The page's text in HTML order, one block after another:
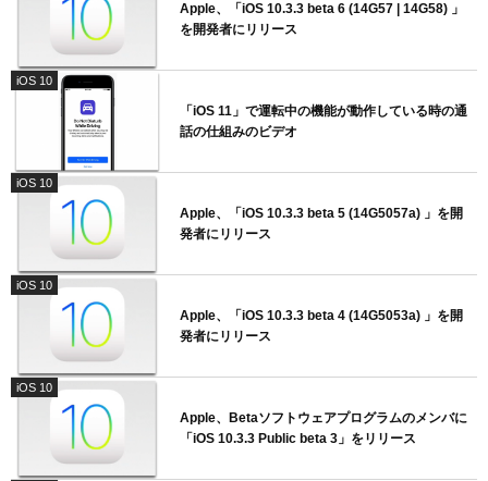
Apple、「iOS 10.3.3 beta 6 (14G57 | 14G58) 」
を開発者にリリース
iOS 10
「iOS 11」で運転中の機能が動作している時の通
話の仕組みのビデオ
iOS 10
Apple、「iOS 10.3.3 beta 5 (14G5057a) 」を開
発者にリリース
iOS 10
Apple、「iOS 10.3.3 beta 4 (14G5053a) 」を開
発者にリリース
iOS 10
Apple、Betaソフトウェアプログラムのメンバに
「iOS 10.3.3 Public beta 3」をリリース